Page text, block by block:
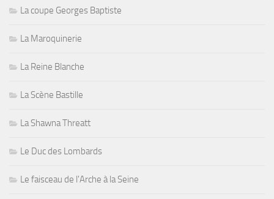
La coupe Georges Baptiste
La Maroquinerie
La Reine Blanche
La Scène Bastille
La Shawna Threatt
Le Duc des Lombards
Le faisceau de l'Arche à la Seine